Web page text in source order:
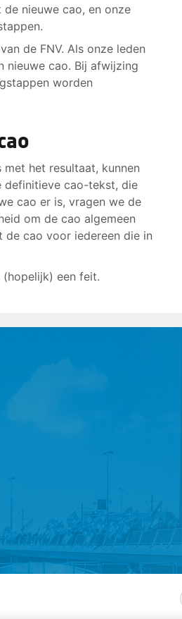
nieuwe cao, en onze
de FNV. Als onze leden
nieuwe cao. Bij afwijzing
worden
het resultaat, kunnen
definitieve cao-tekst, die
cao er is, vragen we de
om de cao algemeen
de cao voor iedereen die in
een feit.